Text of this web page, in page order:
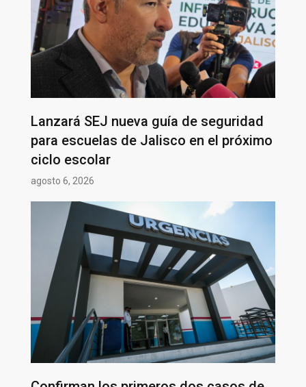
Lanzará SEJ nueva guía de seguridad
para escuelas de Jalisco en el próximo
ciclo escolar
agosto 6, 2026